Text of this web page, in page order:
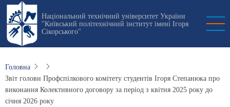
Перейти
основного
вмісту
Національний технічний університет України
"Київський політехнічний інститут імені Ігоря
Сікорського"
Головна
Звіт голови Профспілкового комітету студентів Ігоря Степанюка про
виконання Колективного договору за період з квітня 2025 року до
січня 2026 року